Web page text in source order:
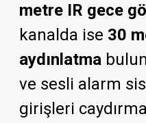
metre IR gece
kanalda ise 30
aydınlatma
ve sesli alarm
girişleri